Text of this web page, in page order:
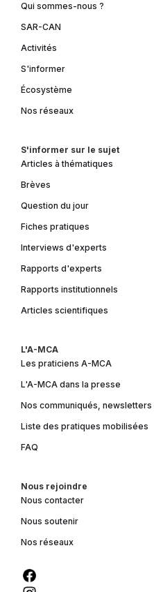
Qui sommes-nous ?
SAR-CAN
Activités
S'informer
Écosystème
Nos réseaux
S'informer sur le sujet
Articles à thématiques
Brèves
Question du jour
Fiches pratiques
Interviews d'experts
Rapports d'experts
Rapports institutionnels
Articles scientifiques
L'A-MCA
Les praticiens A-MCA
L'A-MCA dans la presse
Nos communiqués, newsletters
Liste des pratiques mobilisées
FAQ
Nous rejoindre
Nous contacter
Nous soutenir
Nos réseaux